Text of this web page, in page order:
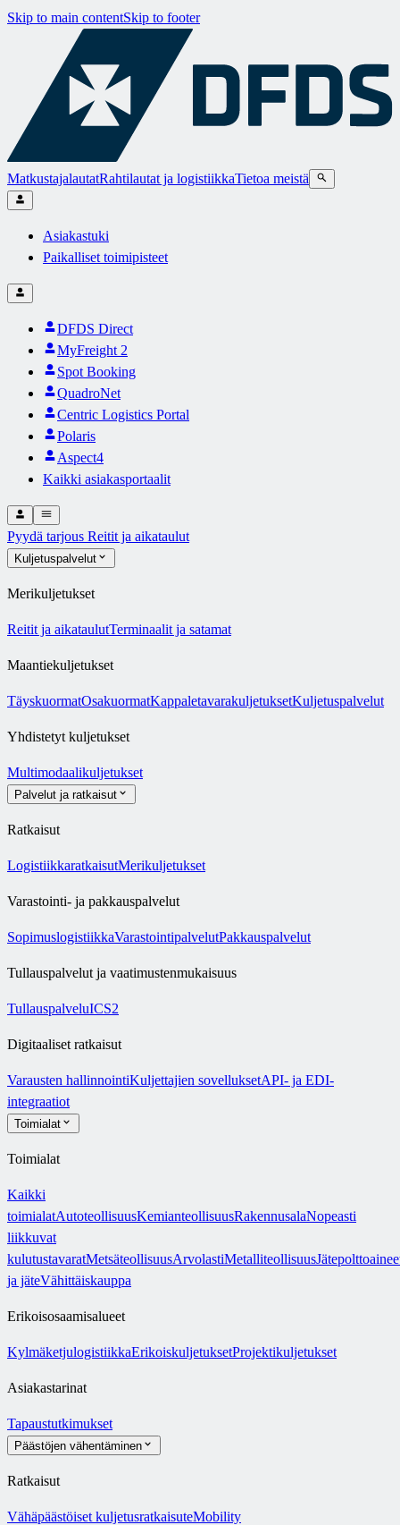
Skip to main contentSkip to footer
MatkustajalautatRahtilautat ja logistiikkaTietoa meistä
Asiakastuki
Paikalliset toimipisteet
DFDS Direct
MyFreight 2
Spot Booking
QuadroNet
Centric Logistics Portal
Polaris
Aspect4
Kaikki asiakasportaalit
Pyydä tarjous Reitit ja aikataulut
Kuljetuspalvelut
Merikuljetukset
Reitit ja aikataulutTerminaalit ja satamat
Maantiekuljetukset
TäyskuormatOsakuormatKappaletavarakuljetuksetKuljetuspalvelut
Yhdistetyt kuljetukset
Multimodaalikuljetukset
Palvelut ja ratkaisut
Ratkaisut
LogistiikkaratkaisutMerikuljetukset
Varastointi- ja pakkauspalvelut
SopimuslogistiikkaVarastointipalvelutPakkauspalvelut
Tullauspalvelut ja vaatimustenmukaisuus
TullauspalveluICS2
Digitaaliset ratkaisut
Varausten hallinnointiKuljettajien sovelluksetAPI- ja EDI-
integraatiot
Toimialat
Toimialat
Kaikki
toimialatAutoteollisuusKemianteollisuusRakennusalaNopeasti
liikkuvat
kulutustavaratMetsäteollisuusArvolastiMetalliteollisuus
ja jäteVähittäiskauppa
Erikoisosaamisalueet
KylmäketjulogistiikkaErikoiskuljetuksetProjektikuljetukset
Asiakastarinat
Tapaustutkimukset
Päästöjen vähentäminen
Ratkaisut
Vähäpäästöiset kuljetusratkaisuteMobility